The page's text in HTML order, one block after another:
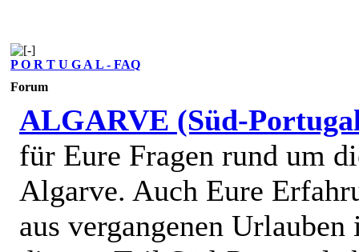
P O R T U G A L - FAQ
Forum
ALGARVE (Süd-
für Eure Fragen rund um
Algarve. Auch Eure
aus vergangenen Urlauben